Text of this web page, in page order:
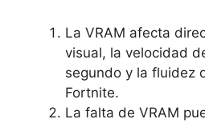
La VRAM afecta
visual, la velocidad
segundo y la fluidez
Fortnite.
La falta de VRAM